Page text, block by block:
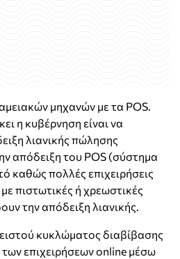
μηχανών με τα POS.
η κυβέρνηση είναι να
λιανικής πώλησης
απόδειξη του POS (σύστημα
καθώς πολλές επιχειρήσεις
πιστωτικές ή χρεωστικές
την απόδειξη λιανικής.
κυκλώματος διαβίβασης
επιχειρήσεων online μέσω